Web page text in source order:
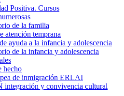
Positiva. Cursos
de la familia
atención temprana
ayuda a la infancia y adolescencia
de la infancia y adolescencia
hecho
de inmigración ERLAI
integración y convivencia cultural